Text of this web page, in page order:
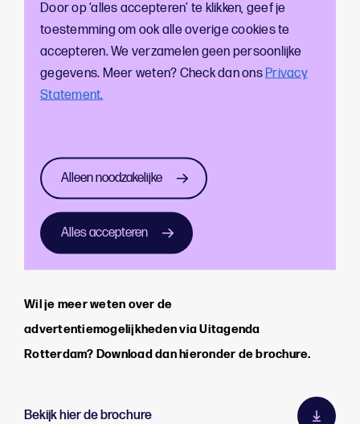
Door op ‘alles accepteren’ te klikken, geef je
toestemming om ook alle overige cookies te
accepteren. We verzamelen geen persoonlijke
gegevens. Meer weten? Check dan ons Privacy
Statement.
Alleen noodzakelijke
Alles accepteren
Wil je meer weten over de
advertentiemogelijkheden via Uitagenda
Rotterdam? Download dan hieronder de brochure.
Bekijk hier de brochure